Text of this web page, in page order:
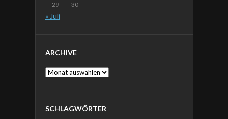
29
30
« Juli
ARCHIVE
Archive
SCHLAGWÖRTER